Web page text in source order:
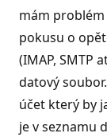
mám
pokusu o
(IMAP, SMTP
datový
účet který by
je v seznamu